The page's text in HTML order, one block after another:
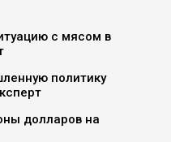
с мясом в
политику
долларов на